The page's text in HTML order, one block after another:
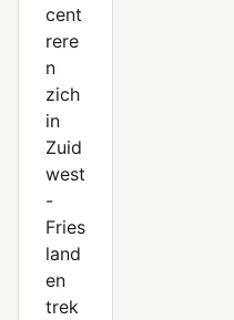
cent
rere
n
zich
in
Zuid
west
-
Fries
land
en
trek